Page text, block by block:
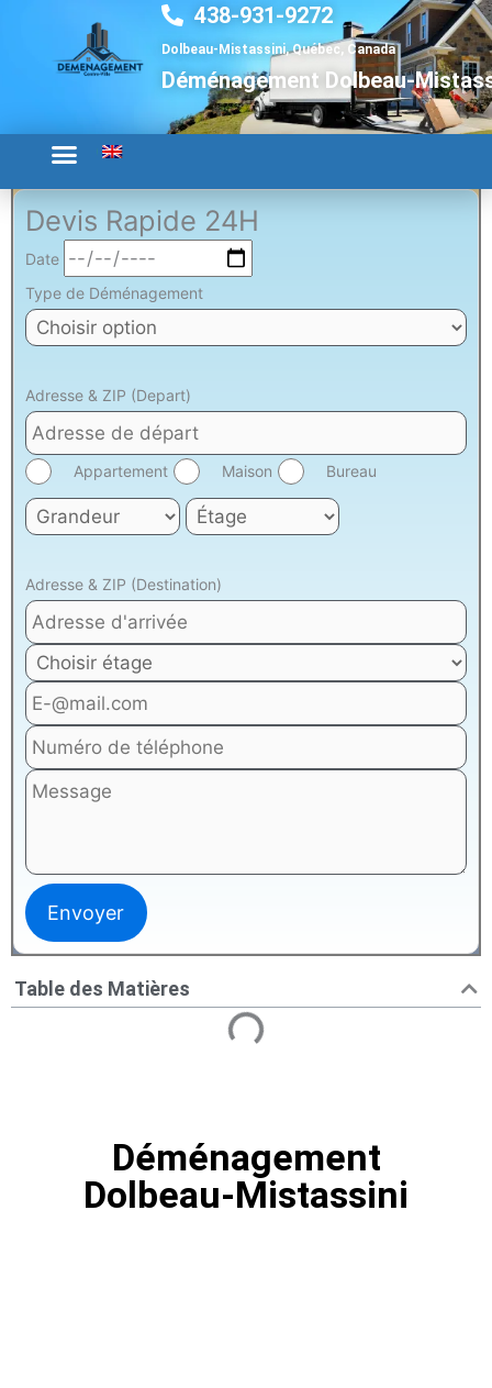
contenu
438-931-9272
Dolbeau-Mistassini, Québec, Canada
Déménagement Dolbeau-
Déménagement
Dolbeau-Mistassini
Devis Rapide 24H
Date
Type de Déménagement
Adresse & ZIP (Depart)
Appartement Maison Bureau
Adresse & ZIP (Destination)
Table des Matières